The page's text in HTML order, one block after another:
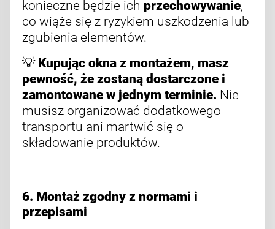
konieczne będzie ich przechowywanie,
co wiąże się z ryzykiem uszkodzenia lub
zgubienia elementów.
💡 Kupując okna z montażem, masz
pewność, że zostaną dostarczone i
zamontowane w jednym terminie. Nie
musisz organizować dodatkowego
transportu ani martwić się o
składowanie produktów.
6. Montaż zgodny z normami i
przepisami